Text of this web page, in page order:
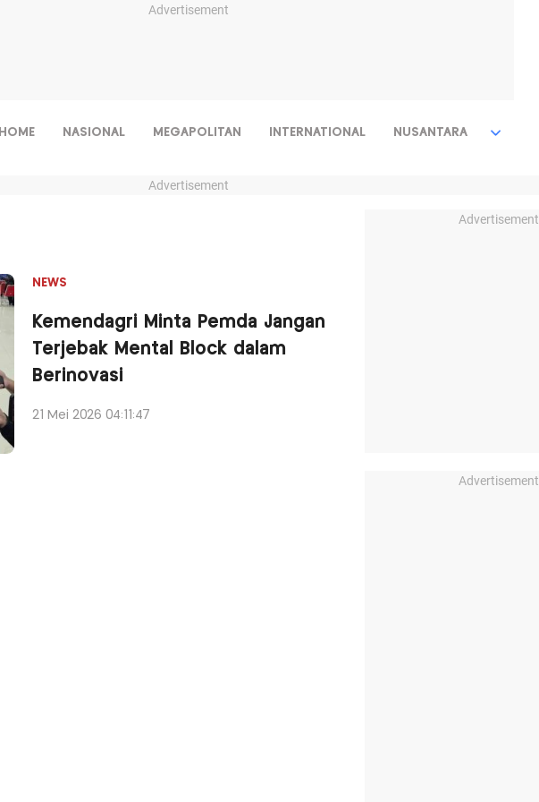
Advertisement
HOME NASIONAL MEGAPOLITAN INTERNATIONAL NUSANTARA
Advertisement
NEWS
Kemendagri Minta Pemda Jangan
Terjebak Mental Block dalam
Berinovasi
21 Mei 2026 04:11:47
Advertisement
Advertisement